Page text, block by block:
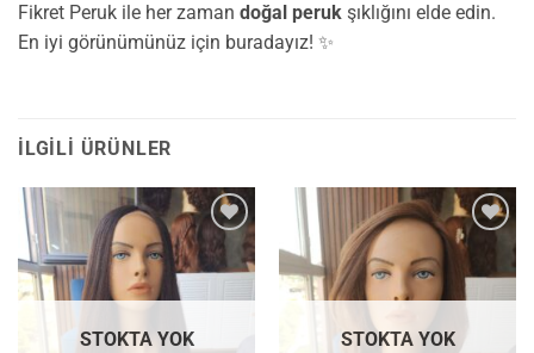
Fikret Peruk ile her zaman doğal peruk şıklığını elde edin.
En iyi görünümünüz için buradayız! ✨
İLGILI ÜRÜNLER
İstek
Listesine
STOKTA YOK
İstek
Ekle
STOKTA YOK